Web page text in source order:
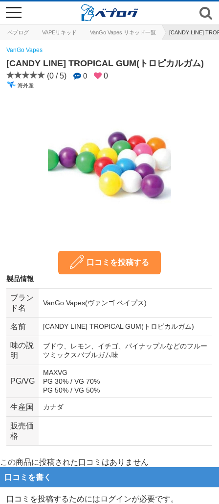
ベプログ VAPEリキッド VanGo Vapes リキッド一覧 [CANDY LINE]
toggle
navigation
VanGo Vapes
[CANDY LINE] TROPICAL GUM(トロピカルガム)
(0 / 5) 0 0
海外産
口コミを投稿する
製品情報
ブラン
ド名
VanGo Vapes(ヴァンゴ ベイプス)
名前 [CANDY LINE] TROPICAL GUM(トロピカルガム)
味の説
明
ブドウ、レモン、イチゴ、パイナップルなどのフルー
ツミックスバブルガム味
PG/VG
MAXVG
PG 30% / VG 70%
PG 50% / VG 50%
生産国 カナダ
販売価
格
この商品に投稿された口コミはありません
口コミを書く
口コミを投稿するためにはログインが必要です。